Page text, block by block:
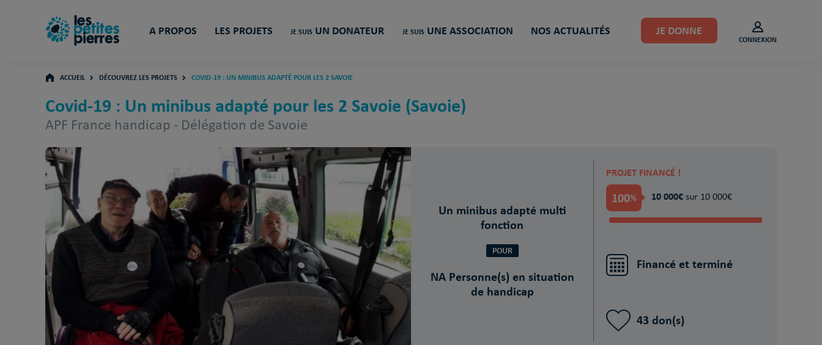
A PROPOS LES PROJETS JE SUIS UN DONATEUR JE SUIS UNE ASSOCIATION NOS ACTUALITÉS JE DONNE
CONNEXION
ACCUEIL DÉCOUVREZ LES PROJETS COVID-19 : UN MINIBUS ADAPTÉ POUR LES 2 SAVOIE
Covid-19 : Un minibus adapté pour les 2 Savoie (Savoie)
APF France handicap - Délégation de Savoie
Un minibus adapté multi
fonction
POUR
NA Personne(s) en situation
de handicap
PROJET FINANCÉ !
100% 10 000€ sur 10 000€
Financé et terminé
43 don(s)